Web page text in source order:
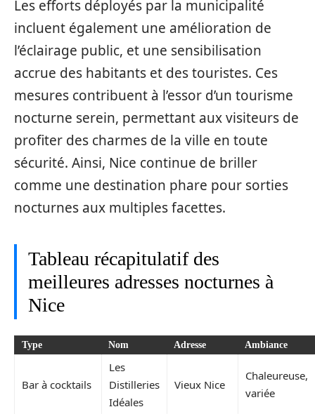
Les efforts déployés par la municipalité
incluent également une amélioration de
l’éclairage public, et une sensibilisation
accrue des habitants et des touristes. Ces
mesures contribuent à l’essor d’un tourisme
nocturne serein, permettant aux visiteurs de
profiter des charmes de la ville en toute
sécurité. Ainsi, Nice continue de briller
comme une destination phare pour sorties
nocturnes aux multiples facettes.
Tableau récapitulatif des
meilleures adresses nocturnes à
Nice
Type Nom Adresse Ambiance
Bar à cocktails
Les
Distilleries
Idéales
Vieux Nice
Chaleureuse,
variée